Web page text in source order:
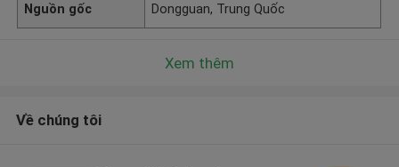
Nguồn gốc Dongguan, Trung Quốc
Xem thêm
Về chúng tôi